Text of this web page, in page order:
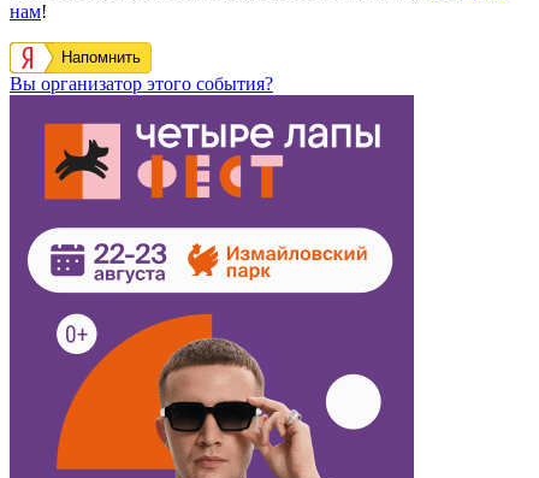
нам!
Напомнить
Вы организатор этого события?